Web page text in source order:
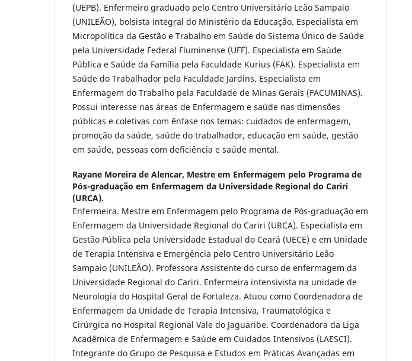
(UEPB). Enfermeiro graduado pelo Centro Universitário Leão Sampaio
(UNILEÃO), bolsista integral do Ministério da Educação. Especialista em
Micropolítica da Gestão e Trabalho em Saúde do Sistema Único de Saúde
pela Universidade Federal Fluminense (UFF). Especialista em Saúde
Pública e Saúde da Família pela Faculdade Kurius (FAK). Especialista em
Saúde do Trabalhador pela Faculdade Jardins. Especialista em
Enfermagem do Trabalho pela Faculdade de Minas Gerais (FACUMINAS).
Possui interesse nas áreas de Enfermagem e saúde nas dimensões
públicas e coletivas com ênfase nos temas: cuidados de enfermagem,
promoção da saúde, saúde do trabalhador, educação em saúde, gestão
em saúde, pessoas com deficiência e saúde mental.
Rayane Moreira de Alencar, Mestre em Enfermagem pelo Programa de
Pós-graduação em Enfermagem da Universidade Regional do Cariri
(URCA).
Enfermeira. Mestre em Enfermagem pelo Programa de Pós-graduação em
Enfermagem da Universidade Regional do Cariri (URCA). Especialista em
Gestão Pública pela Universidade Estadual do Ceará (UECE) e em Unidade
de Terapia Intensiva e Emergência pelo Centro Universitário Leão
Sampaio (UNILEÃO). Professora Assistente do curso de enfermagem da
Universidade Regional do Cariri. Enfermeira intensivista na unidade de
Neurologia do Hospital Geral de Fortaleza. Atuou como Coordenadora de
Enfermagem da Unidade de Terapia Intensiva, Traumatológica e
Cirúrgica no Hospital Regional Vale do Jaguaribe. Coordenadora da Liga
Acadêmica de Enfermagem e Saúde em Cuidados Intensivos (LAESCI).
Integrante do Grupo de Pesquisa e Estudos em Práticas Avançadas em